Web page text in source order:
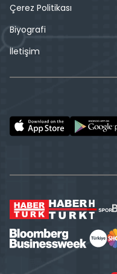
Çerez Politikası
Biyografi
İletişim